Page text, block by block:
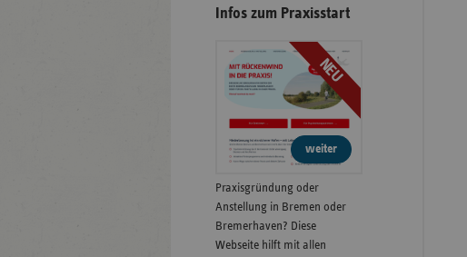
Infos zum Praxisstart
NEU
weiter
Praxisgründung oder
Anstellung in Bremen oder
Bremerhaven? Diese
Webseite hilft mit allen